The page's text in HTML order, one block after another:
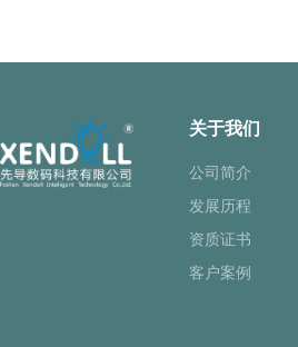
关于我们
公司简介
发展历程
资质证书
客户案例